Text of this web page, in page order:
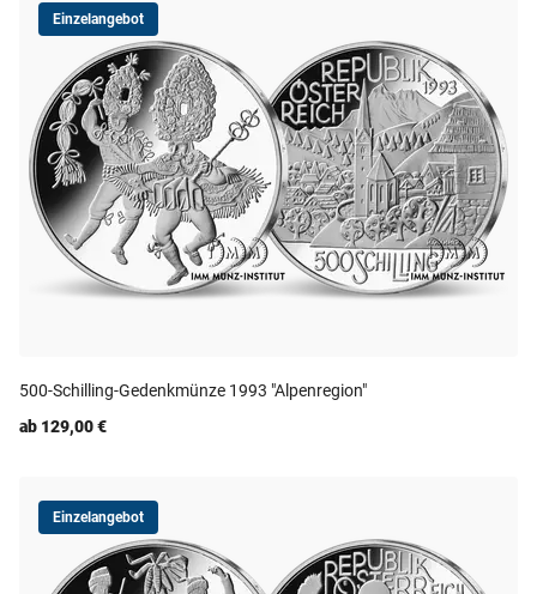
Einzelangebot
500-Schilling-Gedenkmünze 1993 "Alpenregion"
ab 129,00 €
Einzelangebot